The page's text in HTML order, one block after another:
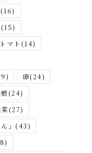
(16)
(15)
トマト (14)
卵(24)
(24)
(27)
」 (43)